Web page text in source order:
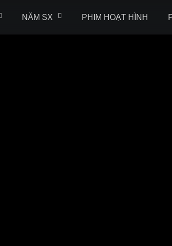
NĂM SX PHIM HOẠT HÌNH